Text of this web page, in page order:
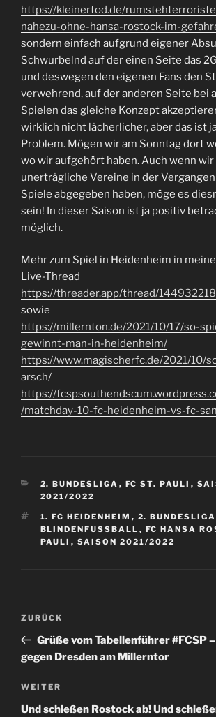
https://kleinertod.de/
nahezu-ohne-hansa-rostock-im-
sondern einfach aufgrund eigener
Schwurbelnd auf der einen Seite das
und deswegen den eigenen Fans den
verwehrend, auf der anderen Seite bei
Spielen das gleiche Konzept
wirklich nicht lächerlicher, aber das ist
Problem. Mögen wir am Sonntag dort
wo wir aufgehört haben. Auch wenn
unerträgliche Vereine in der
Spiele abgegeben haben, möge es
sein! In dieser Saison ist ja positiv
möglich.
Mehr zum Spiel in Heidenheim in
Live-Thread
https://threader.app/thread/
sowie
https://millernton.de/2021/10/17/so-
gewinnt-man-in-heidenheim/
https://www.magischerfc.de/2021/10/
arsch/
https://
/matchday-10-fc-heidenheim-vs-fc-
KATEGORIEN
2. BUNDESLIGA , FC ST. PAULI ,
2021/2022
SCHLAGWÖRTER
1. FC HEIDENHEIM , 2. BUNDESLIGA
BLINDENFUSSBALL
, FC HANSA
PAULI , SAISON 2021/2022
Beitragsnavigation
Vorheriger
Beitrag
ZURÜCK
Grüße vom Tabellenführer #FCSP
gegen Dresden am Millerntor
Nächster
Beitrag
WEITER
Und schießen Rostock ab! Und